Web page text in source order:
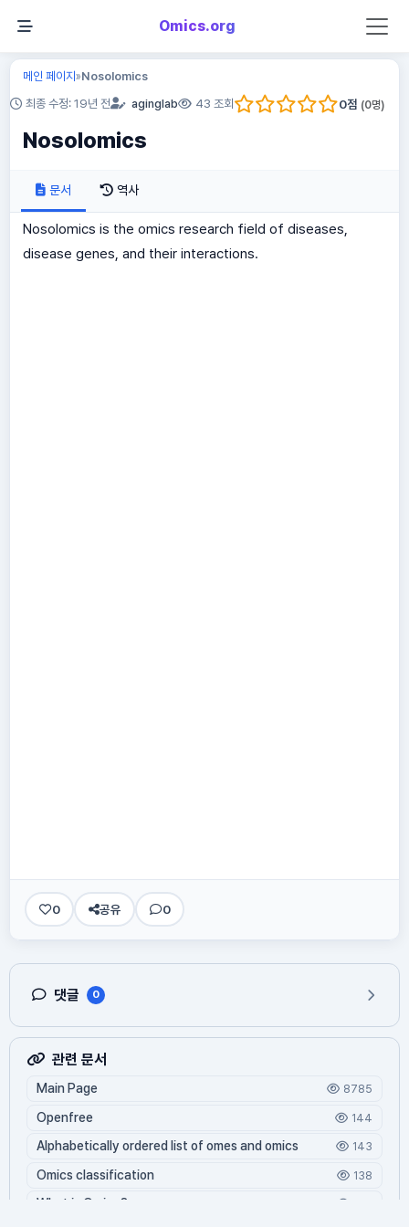
Omics.org
메인 페이지»Nosolomics
최종 수정: 19년 전 aginglab 43 조회 0점 (0명)
Nosolomics
문서 역사
Nosolomics is the omics research field of diseases,
disease genes, and their interactions.
0 공유 0
댓글 0
관련 문서
Main Page 8785
Openfree 144
Alphabetically ordered list of omes and omics 143
Omics classification 138
What is Oming?